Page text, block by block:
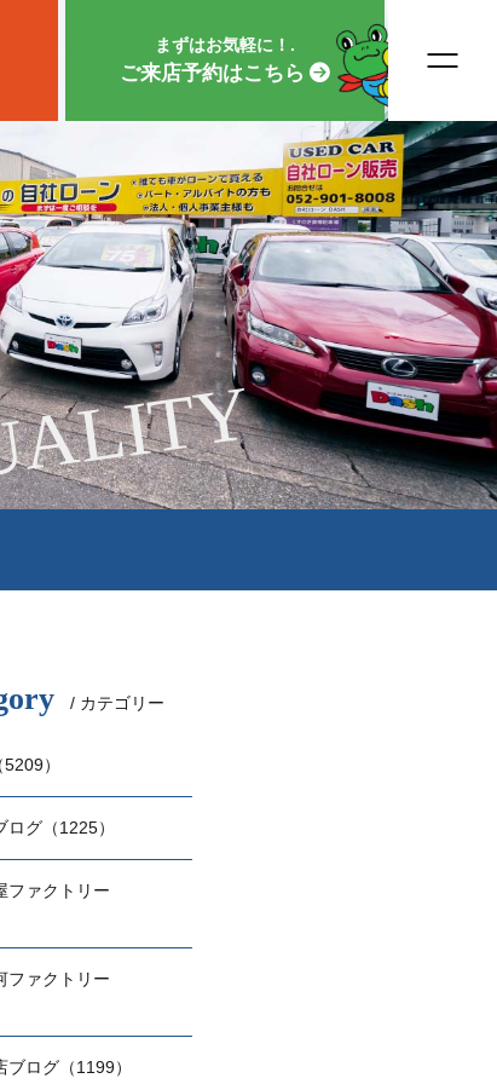
まずはお気軽に！.
ご来店予約はこちら
/ カテゴリー
）
ログ（1225）
ファクトリー
ファクトリー
ブログ（1199）